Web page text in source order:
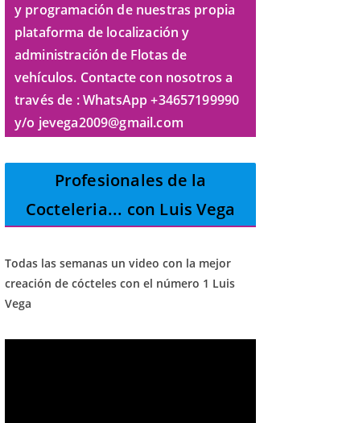
y programación de nuestras propia
plataforma de localización y
administración de Flotas de
vehículos. Contacte con nosotros a
través de : WhatsApp +34657199990
y/o jevega2009@gmail.com
Profesionales de la
Cocteleria... con Luis Vega
Todas las semanas un video con la mejor
creación de cócteles con el número 1 Luis
Vega